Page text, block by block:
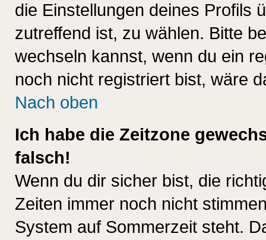
die Einstellungen deines Profils
zutreffend ist, zu wählen. Bitte
wechseln kannst, wenn du ein
noch nicht registriert bist, wäre
Nach oben
Ich habe die Zeitzone
falsch!
Wenn du dir sicher bist, die
Zeiten immer noch nicht
System auf Sommerzeit steht.